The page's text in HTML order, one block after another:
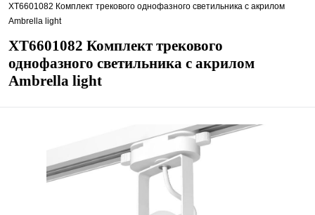
XT6601082 Комплект трекового однофазного светильника с акрилом
Ambrella light
XT6601082 Комплект трекового
однофазного светильника с акрилом
Ambrella light